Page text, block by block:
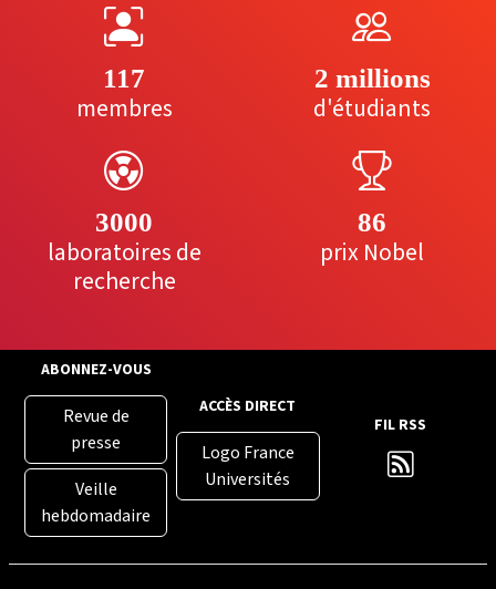
117
membres
2 millions
d'étudiants
3000
laboratoires de
recherche
86
prix Nobel
ABONNEZ-VOUS
Revue de
presse
Veille
hebdomadaire
ACCÈS DIRECT
Logo France
Universités
FIL RSS